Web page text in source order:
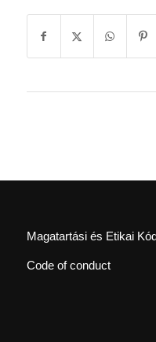
Magatartási és Etikai
Code of conduct